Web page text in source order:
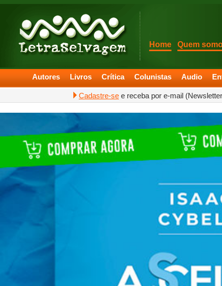
Home Quem
Autores Livros Crítica Colunistas Audio
Cadastre-se e receba por e-mail